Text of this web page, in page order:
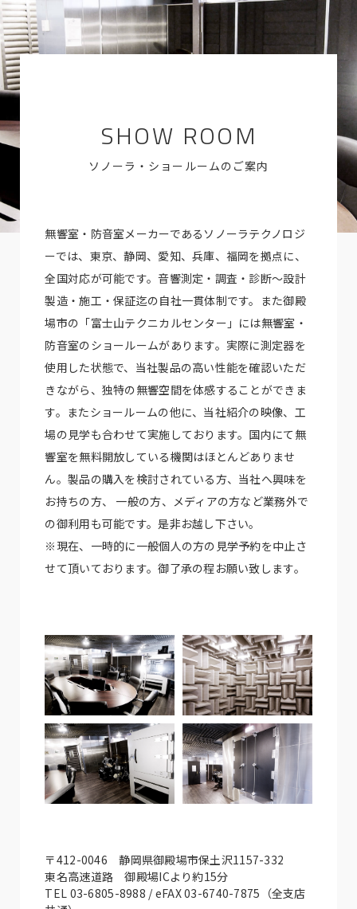
SHOW ROOM
ソノーラ・ショールームのご案内
無響室・防音室メーカーであるソノーラテクノロジ
ーでは、東京、静岡、愛知、兵庫、福岡を拠点に、
全国対応が可能です。音響測定・調査・診断～設計
製造・施工・保証迄の自社一貫体制です。また御殿
場市の「富士山テクニカルセンター」には無響室・
防音室のショールームがあります。実際に測定器を
使用した状態で、当社製品の高い性能を確認いただ
きながら、独特の無響空間を体感することができま
す。またショールームの他に、当社紹介の映像、工
場の見学も合わせて実施しております。国内にて無
響室を無料開放している機関はほとんどありませ
ん。製品の購入を検討されている方、当社へ興味を
お持ちの方、 一般の方、メディアの方など業務外で
の御利用も可能です。是非お越し下さい。
※現在、一時的に一般個人の方の見学予約を中止さ
せて頂いております。御了承の程お願い致します。
〒412-0046 静岡県御殿場市保土沢1157-332
東名高速道路 御殿場ICより約15分
TEL 03-6805-8988 / eFAX 03-6740-7875（全支店